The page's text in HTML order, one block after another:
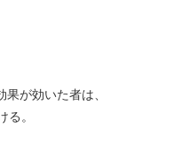
が効いた者は、
。